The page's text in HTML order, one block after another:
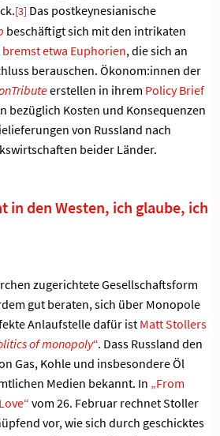
[3] Das postkeynesianische
beschäftigt sich mit den intrikaten
bremst etwa Euphorien, die sich an
berauschen. Ökonom:innen der
erstellen in ihrem Policy Brief
bezüglich Kosten und Konsequenzen
von Russland nach
beider Länder.
in den Westen, ich glaube, ich
zugerichtete Gesellschaftsform
gut beraten, sich über Monopole
Anlaufstelle dafür ist Matt Stollers
of monopoly“. Dass Russland den
Gas, Kohle und insbesondere Öl
Medien bekannt. In „From
vom 26. Februar rechnet Stoller
vor, wie sich durch geschicktes